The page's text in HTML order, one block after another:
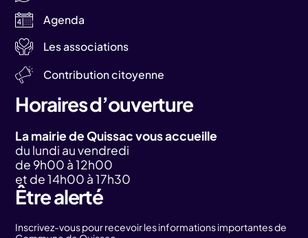
Agenda
Les associations
Contribution citoyenne
Horaires d’ouverture
La mairie de Quissac vous accueille
du lundi au vendredi
de 9h00 à 12h00
et de 14h00 à 17h30
Être alerté
Inscrivez-vous pour recevoir les informations importantes de